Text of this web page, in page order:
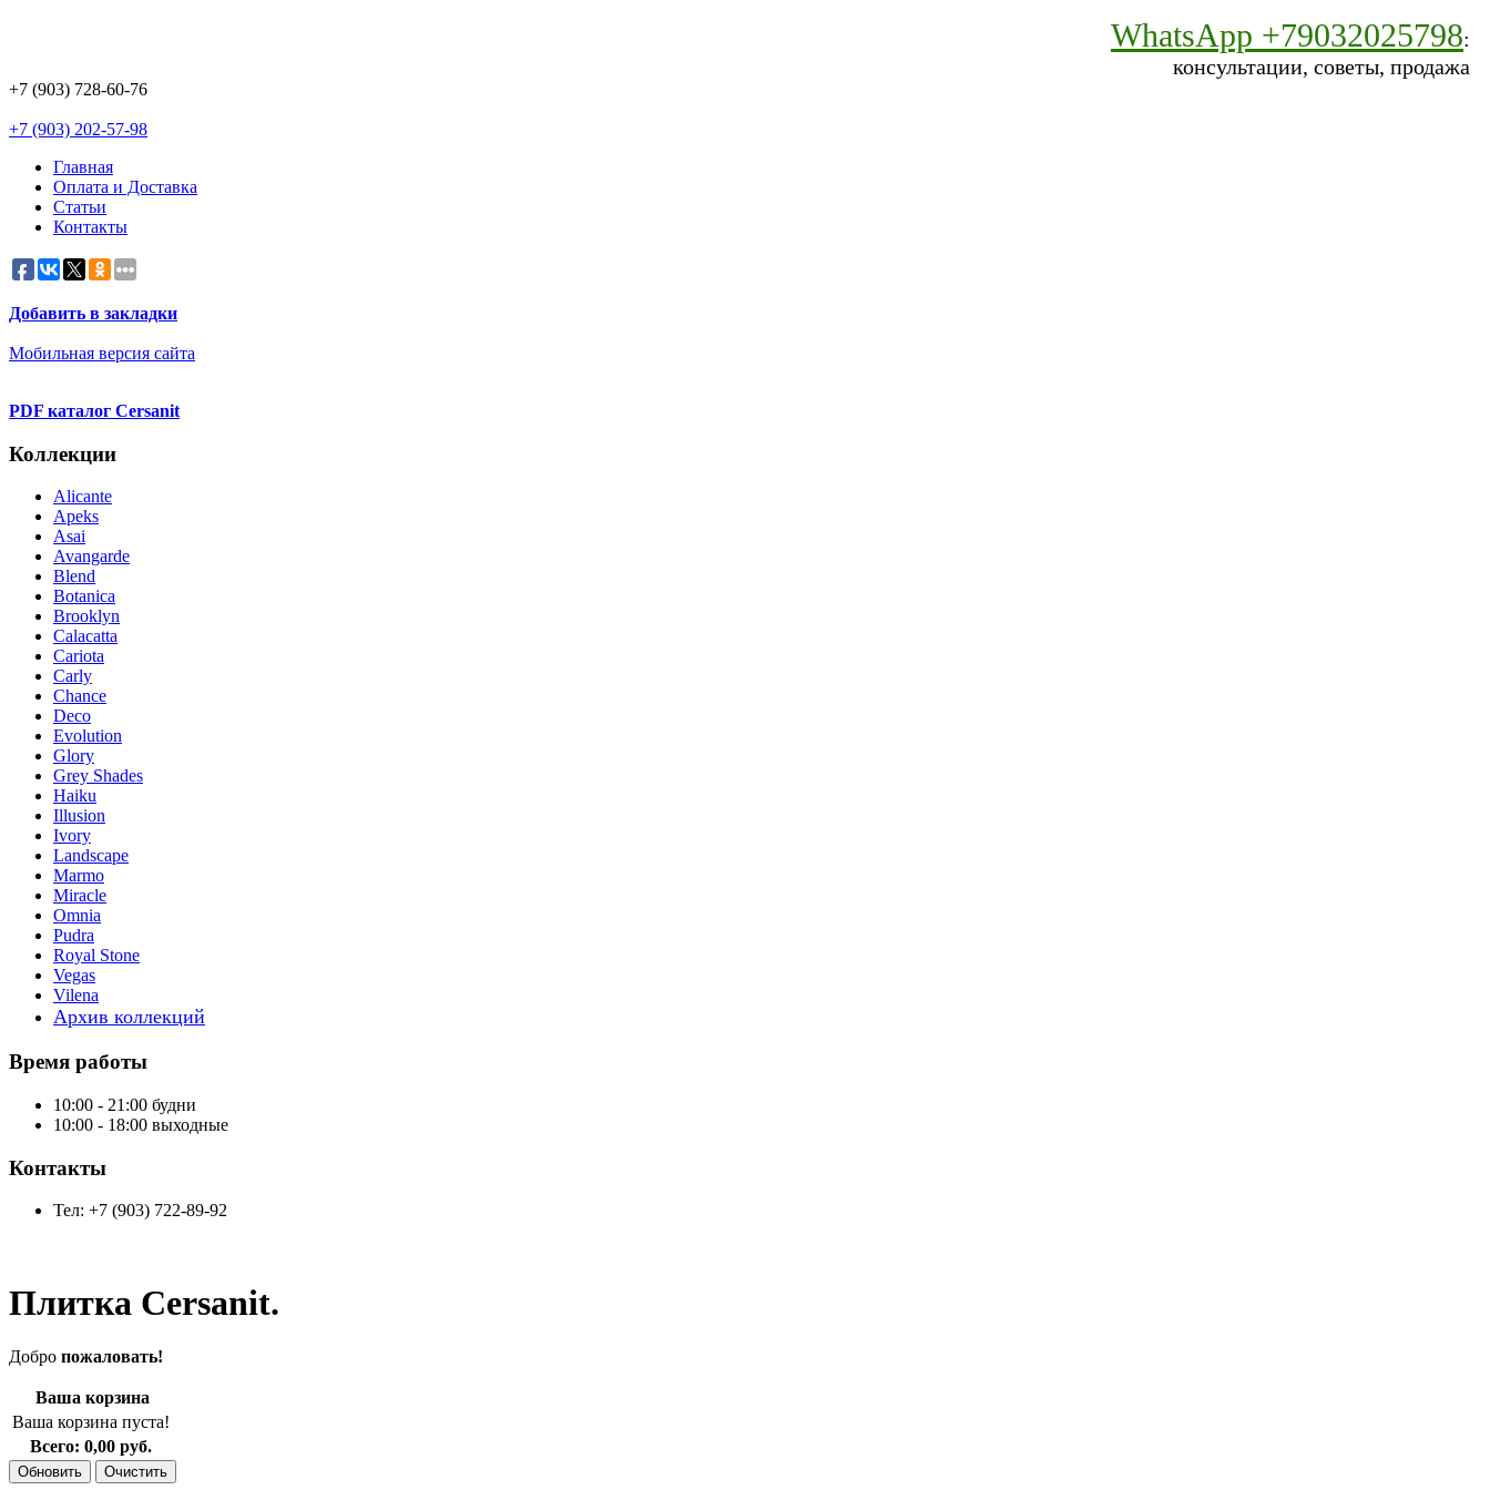
WhatsApp +79032025798:
консультации, советы, продажа
+7 (903) 728-60-76
+7 (903) 202-57-98
Главная
Оплата и Доставка
Статьи
Контакты
Добавить в закладки
Мобильная версия сайта
PDF каталог Cersanit
Коллекции
Alicante
Apeks
Asai
Avangarde
Blend
Botanica
Brooklyn
Calacatta
Cariota
Carly
Chance
Deco
Evolution
Glory
Grey Shades
Haiku
Illusion
Ivory
Landscape
Marmo
Miracle
Omnia
Pudra
Royal Stone
Vegas
Vilena
Архив коллекций
Время работы
10:00 - 21:00 будни
10:00 - 18:00 выходные
Контакты
Тел: +7 (903) 722-89-92
Плитка Cersanit.
Добро пожаловать!
Ваша корзина
Ваша корзина пуста!
Всего: 0,00 руб.